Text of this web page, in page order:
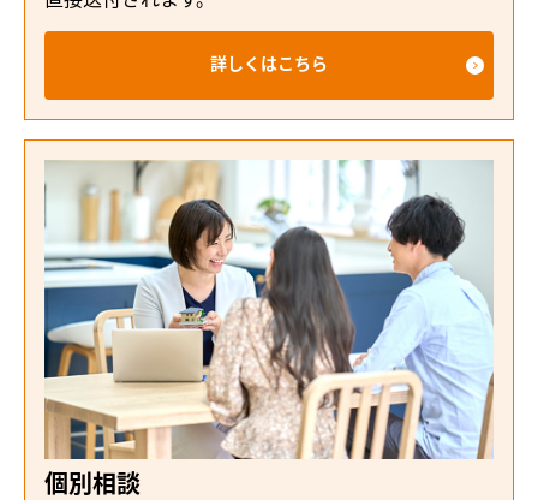
詳しくはこちら
個別相談